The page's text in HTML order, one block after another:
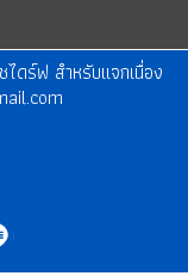
ดร์ฟ สำหรับแจกเนื่อง